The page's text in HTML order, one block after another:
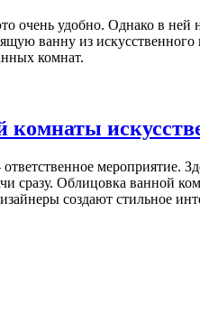
очень удобно. Однако в
ванну из
комнат.
комнаты
мероприятие.
сразу. Облицовка ванной
создают стильное